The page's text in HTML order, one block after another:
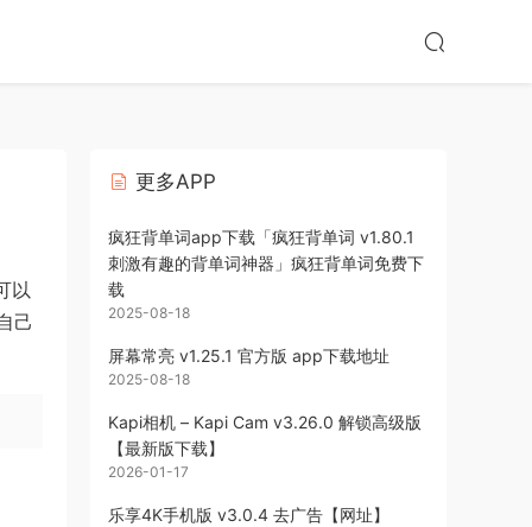
以
己
更多APP
疯狂背单词app下载「疯狂背单词 v1.80.1
刺激有趣的背单词神器」疯狂背单词免费下
载
2025-08-18
屏幕常亮 v1.25.1 官方版 app下载地址
2025-08-18
Kapi相机 – Kapi Cam v3.26.0 解锁高级版
【最新版下载】
2026-01-17
乐享4K手机版 v3.0.4 去广告【网址】